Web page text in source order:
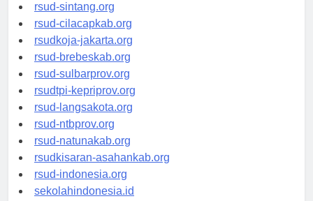
rsud-sintang.org
rsud-cilacapkab.org
rsudkoja-jakarta.org
rsud-brebeskab.org
rsud-sulbarprov.org
rsudtpi-kepriprov.org
rsud-langsakota.org
rsud-ntbprov.org
rsud-natunakab.org
rsudkisaran-asahankab.org
rsud-indonesia.org
sekolahindonesia.id